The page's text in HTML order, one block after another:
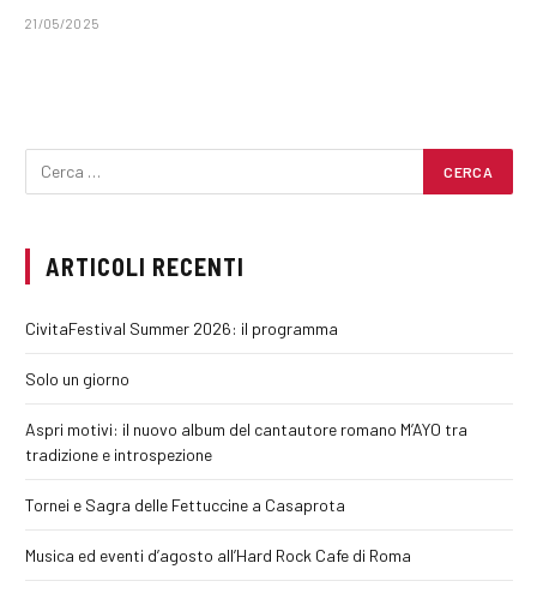
21/05/2025
ARTICOLI RECENTI
CivitaFestival Summer 2026: il programma
Solo un giorno
Aspri motivi: il nuovo album del cantautore romano M’AYO tra
tradizione e introspezione
Tornei e Sagra delle Fettuccine a Casaprota
Musica ed eventi d’agosto all’Hard Rock Cafe di Roma